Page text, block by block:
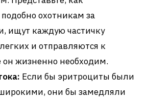
охотникам за
ищут каждую частичку
и отправляются к
жизненно необходим.
Если бы эритроциты были
они бы замедляли